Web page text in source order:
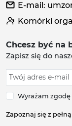
E-mail:
Komórki
Chcesz być na
Zapisz się do
Wyrażam
Zapoznaj się z